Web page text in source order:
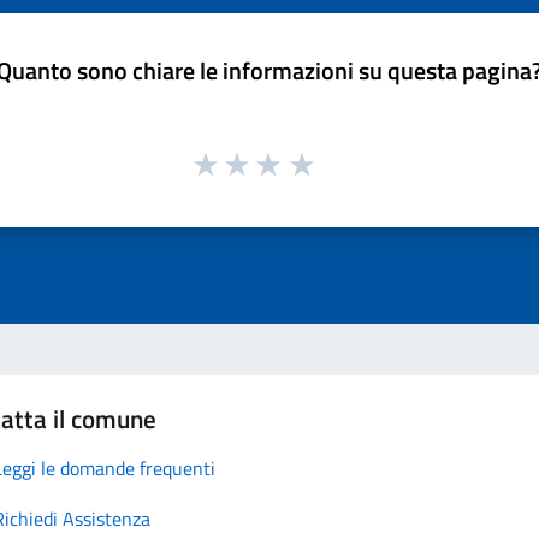
sono chiare le informazioni su questa
il comune
le domande frequenti
Assistenza